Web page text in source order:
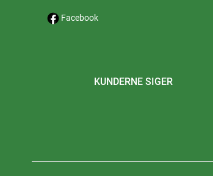
Facebook
KUNDERNE SIGER